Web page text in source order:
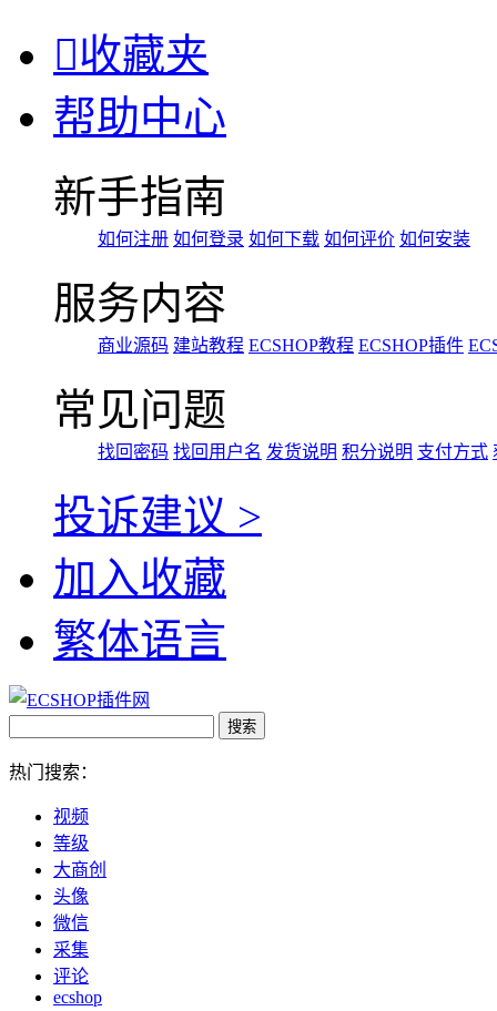
收藏夹
帮助中心
新手指南
如何注册 如何登录 如何下载 如何评价 如何安装
服务内容
商业源码 建站教程 ECSHOP教程 ECSHOP插件
常见问题
找回密码 找回用户名 发货说明 积分说明 支付方式
投诉建议 >
加入收藏
繁体语言
热门搜索：
视频
等级
大商创
头像
微信
采集
评论
ecshop